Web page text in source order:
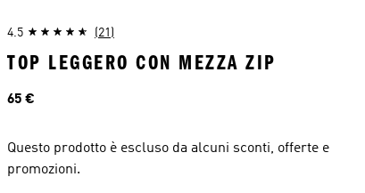
4.5 (21)
TOP LEGGERO CON MEZZA ZIP
Prezzo
65 €
Questo prodotto è escluso da alcuni sconti, offerte e
promozioni.